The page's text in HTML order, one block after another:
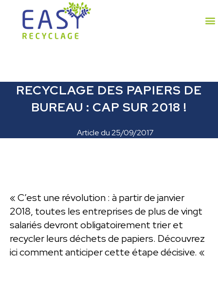
RECYCLAGE DES PAPIERS DE
BUREAU : CAP SUR 2018 !
Article du25/09/2017
« C’est une révolution : à partir de janvier
2018, toutes les entreprises de plus de vingt
salariés devront obligatoirement trier et
recycler leurs déchets de papiers. Découvrez
ici comment anticiper cette étape décisive. «